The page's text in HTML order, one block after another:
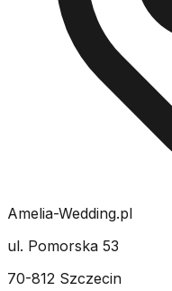
Amelia-Wedding.pl
ul. Pomorska 53
70-812 Szczecin